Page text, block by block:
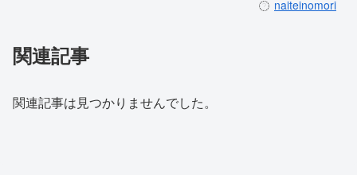
naiteinomori
関連記事
関連記事は見つかりませんでした。